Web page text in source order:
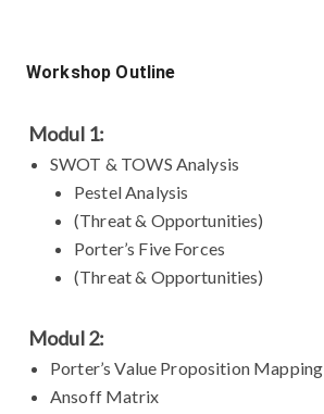
Workshop Outline
Modul 1:
SWOT & TOWS Analysis
Pestel Analysis
(Threat & Opportunities)
Porter’s Five Forces
(Threat & Opportunities)
Modul 2:
Porter’s Value Proposition Mapping
Ansoff Matrix